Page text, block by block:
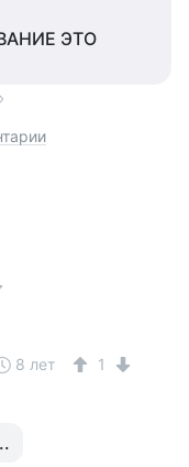
ЭТО
8 лет 1